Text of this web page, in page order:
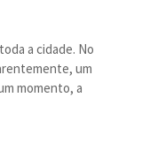
a cidade. No
um
momento, a